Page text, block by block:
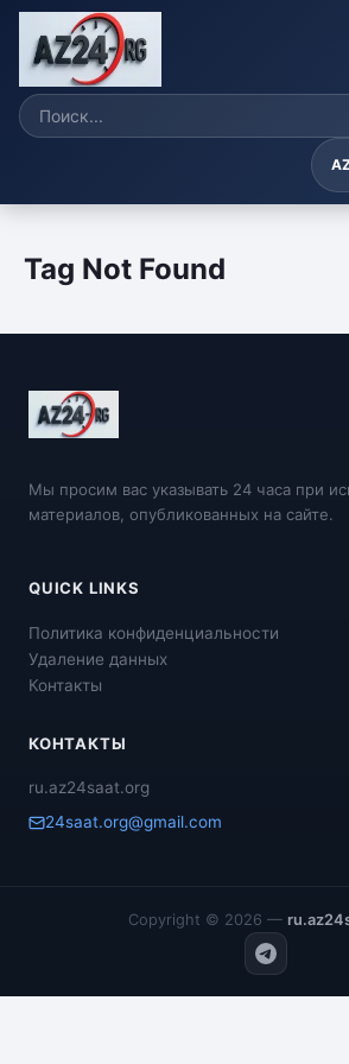
Tag Not Found
Мы просим вас указывать 24 часа при
материалов, опубликованных на сайте.
QUICK LINKS
Политика конфиденциальности
Удаление данных
Контакты
КОНТАКТЫ
ru.az24saat.org
24saat.org@gmail.com
Copyright © 2026 —